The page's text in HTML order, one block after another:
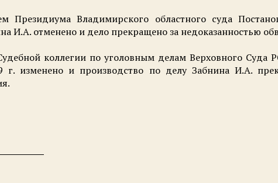
Президиума Владимирского областного суда
И.А. отменено и дело прекращено за недоказанностью
коллегии по уголовным делам Верховного
г. изменено и производство по делу Забнина И.А.